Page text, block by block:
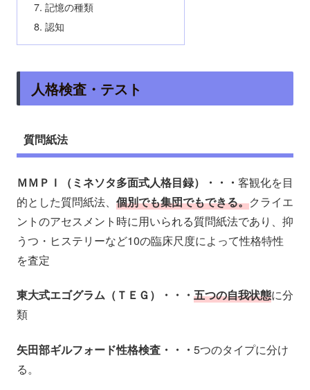
記憶の種類
認知
人格検査・テスト
質問紙法
ＭＭＰＩ（ミネソタ多面式人格目録）・・・ 客観化を目
的とした質問紙法、 個別でも集団でもできる。クライエ
ントのアセスメント時に用いられる質問紙法であり、抑
うつ・ヒステリーなど10の臨床尺度によって性格特性
を査定
東大式エゴグラム（ＴＥＧ）・・・ 五つの自我状態に分
類
矢田部ギルフォード性格検査・・・ 5つのタイプに分け
る。